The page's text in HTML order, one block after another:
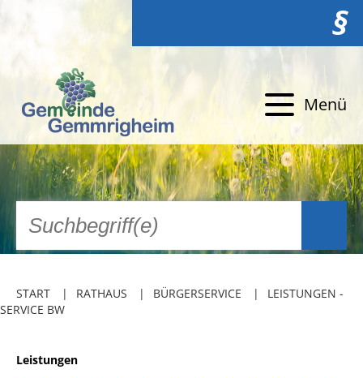
§
Menü
START RATHAUS BÜRGERSERVICE
LEISTUNGEN -
SERVICE BW
Leistungen